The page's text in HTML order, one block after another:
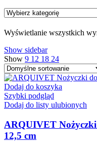
Wybierz
Wyświetlanie wszystkich
Show sidebar
Show 9 12 18 24
Dodaj do koszyka
Szybki podgląd
Dodaj do listy ulubionych
ARQUIVET
12,5 cm